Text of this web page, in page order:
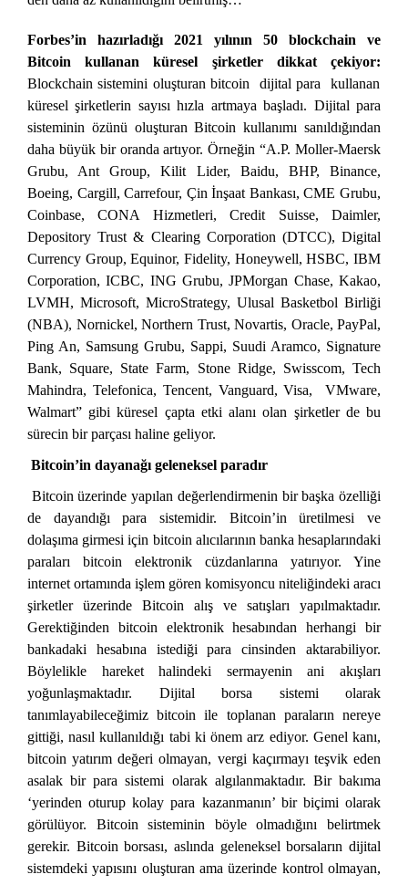
Forbes’in hazırladığı 2021 yılının 50 blockchain ve
Bitcoin kullanan küresel şirketler dikkat çekiyor:
Blockchain sistemini oluşturan bitcoin dijital para kullanan
küresel şirketlerin sayısı hızla artmaya başladı. Dijital para
sisteminin özünü oluşturan Bitcoin kullanımı sanıldığından
daha büyük bir oranda artıyor. Örneğin “A.P. Moller-Maersk
Grubu, Ant Group, Kilit Lider, Baidu, BHP, Binance,
Boeing, Cargill, Carrefour, Çin İnşaat Bankası, CME Grubu,
Coinbase, CONA Hizmetleri, Credit Suisse, Daimler,
Depository Trust & Clearing Corporation (DTCC), Digital
Currency Group, Equinor, Fidelity, Honeywell, HSBC, IBM
Corporation, ICBC, ING Grubu, JPMorgan Chase, Kakao,
LVMH, Microsoft, MicroStrategy, Ulusal Basketbol Birliği
(NBA), Nornickel, Northern Trust, Novartis, Oracle, PayPal,
Ping An, Samsung Grubu, Sappi, Suudi Aramco, Signature
Bank, Square, State Farm, Stone Ridge, Swisscom, Tech
Mahindra, Telefonica, Tencent, Vanguard, Visa, VMware,
Walmart” gibi küresel çapta etki alanı olan şirketler de bu
sürecin bir parçası haline geliyor.
Bitcoin’in dayanağı geleneksel paradır
Bitcoin üzerinde yapılan değerlendirmenin bir başka özelliği
de dayandığı para sistemidir. Bitcoin’in üretilmesi ve
dolaşıma girmesi için bitcoin alıcılarının banka hesaplarındaki
paraları bitcoin elektronik cüzdanlarına yatırıyor. Yine
internet ortamında işlem gören komisyoncu niteliğindeki aracı
şirketler üzerinde Bitcoin alış ve satışları yapılmaktadır.
Gerektiğinden bitcoin elektronik hesabından herhangi bir
bankadaki hesabına istediği para cinsinden aktarabiliyor.
Böylelikle hareket halindeki sermayenin ani akışları
yoğunlaşmaktadır. Dijital borsa sistemi olarak
tanımlayabileceğimiz bitcoin ile toplanan paraların nereye
gittiği, nasıl kullanıldığı tabi ki önem arz ediyor. Genel kanı,
bitcoin yatırım değeri olmayan, vergi kaçırmayı teşvik eden
asalak bir para sistemi olarak algılanmaktadır. Bir bakıma
‘yerinden oturup kolay para kazanmanın’ bir biçimi olarak
görülüyor. Bitcoin sisteminin böyle olmadığını belirtmek
gerekir. Bitcoin borsası, aslında geleneksel borsaların dijital
sistemdeki yapısını oluşturan ama üzerinde kontrol olmayan,